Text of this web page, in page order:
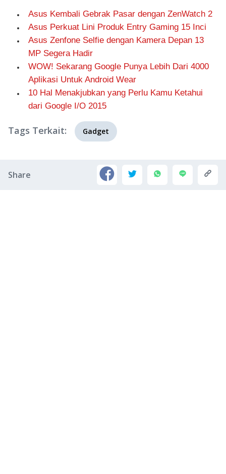
Asus Kembali Gebrak Pasar dengan ZenWatch 2
Asus Perkuat Lini Produk Entry Gaming 15 Inci
Asus Zenfone Selfie dengan Kamera Depan 13
MP Segera Hadir
WOW! Sekarang Google Punya Lebih Dari 4000
Aplikasi Untuk Android Wear
10 Hal Menakjubkan yang Perlu Kamu Ketahui
dari Google I/O 2015
Tags Terkait: Gadget
Share